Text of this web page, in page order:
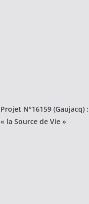
Projet N°16159
« la Source de Vie »